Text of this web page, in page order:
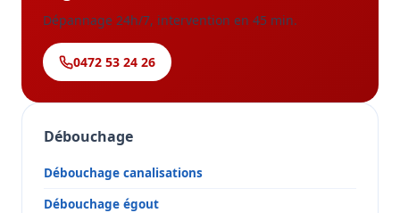
Dépannage 24h/7, intervention en 45 min.
0472 53 24 26
Débouchage
Débouchage canalisations
Débouchage égout